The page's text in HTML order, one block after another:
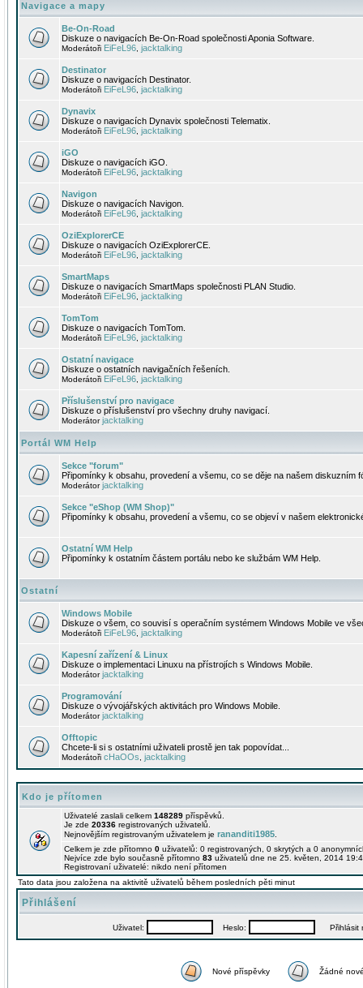
Navigace a mapy
Be-On-Road
Diskuze o navigacích Be-On-Road společnosti Aponia Software.
Moderátoři EiFeL96 jacktalking
Destinator
Diskuze o navigacích Destinator.
Moderátoři EiFeL96 jacktalking
Dynavix
Diskuze o navigacích Dynavix společnosti Telematix.
Moderátoři EiFeL96 jacktalking
iGO
Diskuze o navigacích iGO.
Moderátoři EiFeL96 jacktalking
Navigon
Diskuze o navigacích Navigon.
Moderátoři EiFeL96 jacktalking
OziExplorerCE
Diskuze o navigacích OziExplorerCE.
Moderátoři EiFeL96 jacktalking
SmartMaps
Diskuze o navigacích SmartMaps společnosti PLAN Studio.
Moderátoři EiFeL96 jacktalking
TomTom
Diskuze o navigacích TomTom.
Moderátoři EiFeL96 jacktalking
Ostatní navigace
Diskuze o ostatních navigačních řešeních.
Moderátoři EiFeL96 jacktalking
Příslušenství pro navigace
Diskuze o příslušenství pro všechny druhy navigací.
Moderátorjacktalking
Portál WM Help
Sekce "forum"
Připomínky k obsahu, provedení a všemu, co se děje na našem diskuzním
Moderátorjacktalking
Sekce "eShop (WM Shop)"
Připomínky k obsahu, provedení a všemu, co se objeví v našem
Ostatní WM Help
Připomínky k ostatním částem portálu nebo ke službám WM Help.
Ostatní
Windows Mobile
Diskuze o všem, co souvisí s operačním systémem Windows Mobile ve
Moderátoři EiFeL96 jacktalking
Kapesní zařízení & Linux
Diskuze o implementaci Linuxu na přístrojích s Windows Mobile.
Moderátorjacktalking
Programování
Diskuze o vývojářských aktivitách pro Windows Mobile.
Moderátorjacktalking
Offtopic
Chcete-li si s ostatními uživateli prostě jen tak popovídat...
Moderátoři cHaOOs jacktalking
Kdo je přítomen
Uživatelé zaslali celkem 148289 příspěvků.
Je zde 20336 registrovaných uživatelů.
Nejnovějším registrovaným uživatelem je rananditi1985
Celkem je zde přítomno 0 uživatelů: 0 registrovaných, 0 skrytých a 0
Nejvíce zde bylo současně přítomno 83 uživatelů dne ne 25. květen, 2014
Registrovaní uživatelé: nikdo není přítomen
Tato data jsou založena na aktivitě uživatelů během posledních pěti minut
Přihlášení
Uživatel: Heslo: Přihlásit
Nové příspěvky Žádné